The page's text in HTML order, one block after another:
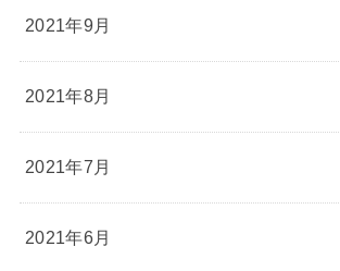
2021年9月
2021年8月
2021年7月
2021年6月